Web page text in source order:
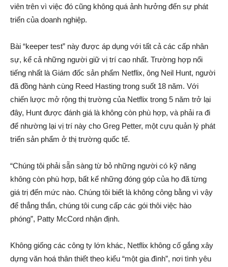
viên trên vì việc đó cũng không quá ảnh hưởng đến sự phát
triển của doanh nghiệp.
Bài “keeper test” này được áp dụng với tất cả các cấp nhân
sự, kể cả những người giữ vị trí cao nhất. Trường hợp nổi
tiếng nhất là Giám đốc sản phẩm Netflix, ông Neil Hunt, người
đã đồng hành cùng Reed Hasting trong suốt 18 năm. Với
chiến lược mở rộng thị trường của Netflix trong 5 năm trở lại
đây, Hunt được đánh giá là không còn phù hợp, và phải ra đi
để nhường lại vị trí này cho Greg Petter, một cựu quản lý phát
triển sản phẩm ở thị trường quốc tế.
“Chúng tôi phải sẵn sàng từ bỏ những người có kỹ năng
không còn phù hợp, bất kể những đóng góp của họ đã từng
giá trị đến mức nào. Chúng tôi biết là không công bằng vì vậy
để thẳng thắn, chúng tôi cung cấp các gói thôi việc hào
phóng”, Patty McCord nhận định.
Không giống các công ty lớn khác, Netflix không cố gắng xây
dựng văn hoá thân thiết theo kiểu “một gia đình”, nơi tình yêu